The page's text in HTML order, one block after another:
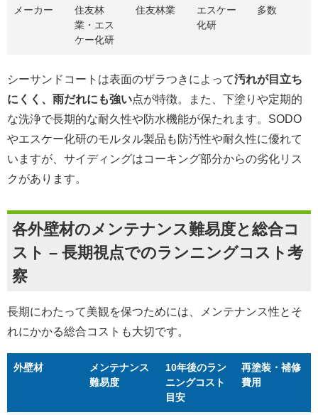
メーカー
住友林
業・エス
ケー化研
住友林業
エスケー
化研
多数
シーサンドコートは表面のザラつきによって汚れが目立ち
にくく、雨だれにも強い点が特徴。また、下塗りや定期的
な洗浄で長期的な耐久性や防水機能が保たれます。SODO
やエスケー化研のモルタル製品も防汚性や耐久性に優れて
いますが、サイディングはコーキング部分からの劣化リス
クがあります。
各外壁材のメンテナンス難易度と総合コ
スト – 長期視点でのランニングコスト考
察
長期にわたって美観を保つためには、メンテナンス性とそ
れにかかる総合コストも大切です。
外壁材
メンテナンス
難易度
10年後のラン
ニングコスト
目安
再塗装・補修
費用